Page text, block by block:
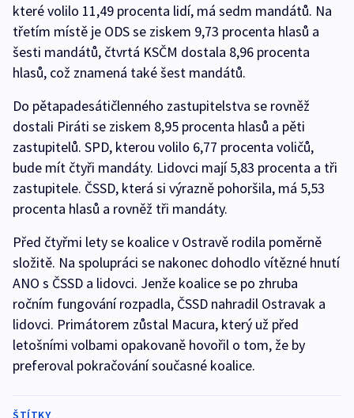
které volilo 11,49 procenta lidí, má sedm mandátů. Na
třetím místě je ODS se ziskem 9,73 procenta hlasů a
šesti mandátů, čtvrtá KSČM dostala 8,96 procenta
hlasů, což znamená také šest mandátů.
Do pětapadesátičlenného zastupitelstva se rovněž
dostali Piráti se ziskem 8,95 procenta hlasů a pěti
zastupitelů. SPD, kterou volilo 6,77 procenta voličů,
bude mít čtyři mandáty. Lidovci mají 5,83 procenta a tři
zastupitele. ČSSD, která si výrazně pohoršila, má 5,53
procenta hlasů a rovněž tři mandáty.
Před čtyřmi lety se koalice v Ostravě rodila poměrně
složitě. Na spolupráci se nakonec dohodlo vítězné hnutí
ANO s ČSSD a lidovci. Jenže koalice se po zhruba
ročním fungování rozpadla, ČSSD nahradil Ostravak a
lidovci. Primátorem zůstal Macura, který už před
letošními volbami opakovaně hovořil o tom, že by
preferoval pokračování současné koalice.
ŠTÍTKY